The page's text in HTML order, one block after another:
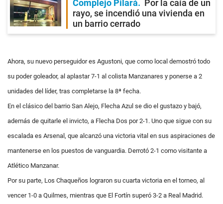
Complejo Pilará
Por la caía de un
rayo, se incendió una vivienda en
un barrio cerrado
Ahora, su nuevo perseguidor es Agustoni, que como local demostró todo
su poder goleador, al aplastar 7-1 al colista Manzanares y ponerse a 2
unidades del líder, tras completarse la 8ª fecha.
En el clásico del barrio San Alejo, Flecha Azul se dio el gustazo y bajó,
además de quitarle el invicto, a Flecha Dos por 2-1. Uno que sigue con su
escalada es Arsenal, que alcanzó una victoria vital en sus aspiraciones de
mantenerse en los puestos de vanguardia. Derrotó 2-1 como visitante a
Atlético Manzanar.
Por su parte, Los Chaqueños lograron su cuarta victoria en el torneo, al
vencer 1-0 a Quilmes, mientras que El Fortín superó 3-2 a Real Madrid.